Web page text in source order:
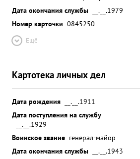
Дата окончания службы
__.__.1979
Номер карточки 0845250
Ещё
Картотека личных дел
Дата рождения
__.__.1911
Дата поступления на службу
__.__.1929
Воинское звание генерал-майор
Дата окончания службы
__.__.1943